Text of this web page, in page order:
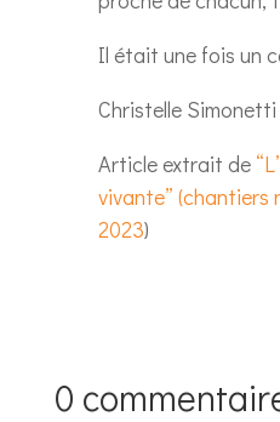
Il était une fois un
Christelle Simonetti
Article extrait de
vivante” (chantiers
2023)
0